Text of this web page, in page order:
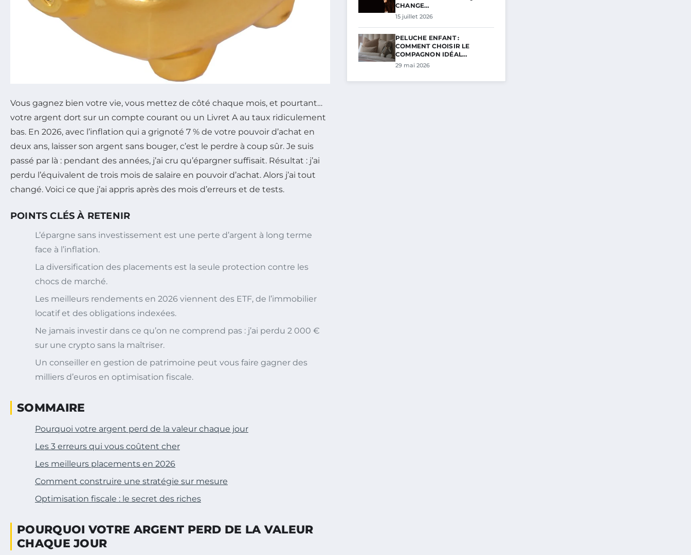
Vous gagnez bien votre vie, vous mettez de côté chaque mois, et pourtant…
votre argent dort sur un compte courant ou un Livret A au taux ridiculement
bas. En 2026, avec l’inflation qui a grignoté 7 % de votre pouvoir d’achat en
deux ans, laisser son argent sans bouger, c’est le perdre à coup sûr. Je suis
passé par là : pendant des années, j’ai cru qu’épargner suffisait. Résultat : j’ai
perdu l’équivalent de trois mois de salaire en pouvoir d’achat. Alors j’ai tout
changé. Voici ce que j’ai appris après des mois d’erreurs et de tests.
POINTS CLÉS À RETENIR
L’épargne sans investissement est une perte d’argent à long terme
face à l’inflation.
La diversification des placements est la seule protection contre les
chocs de marché.
Les meilleurs rendements en 2026 viennent des ETF, de l’immobilier
locatif et des obligations indexées.
Ne jamais investir dans ce qu’on ne comprend pas : j’ai perdu 2 000 €
sur une crypto sans la maîtriser.
Un conseiller en gestion de patrimoine peut vous faire gagner des
milliers d’euros en optimisation fiscale.
SOMMAIRE
Pourquoi votre argent perd de la valeur chaque jour
Les 3 erreurs qui vous coûtent cher
Les meilleurs placements en 2026
Comment construire une stratégie sur mesure
Optimisation fiscale : le secret des riches
POURQUOI VOTRE ARGENT PERD DE LA VALEUR
CHAQUE JOUR
CHANGE…
15 juillet 2026
PELUCHE ENFANT :
COMMENT CHOISIR LE
COMPAGNON IDÉAL…
29 mai 2026